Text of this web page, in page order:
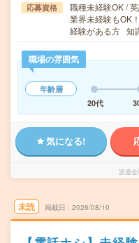
応募資格
職種未経験OK /
業界未経験もOK
経験がある方 知
職場の雰囲気
年齢層
20代
気になる!
派遣会
未読 掲載日 2026/08/10